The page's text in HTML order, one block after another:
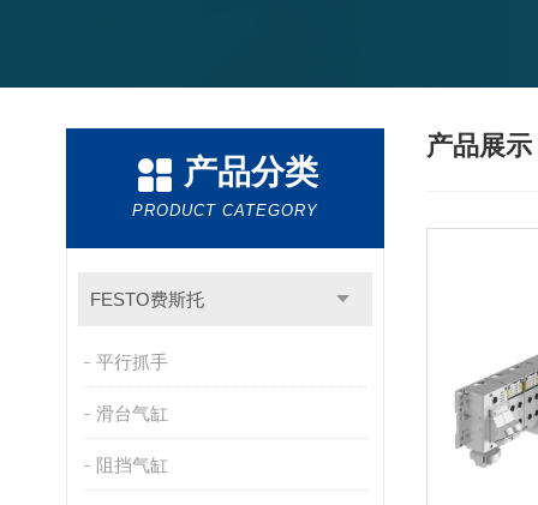
产品分类
PRODUCT CATEGORY
FESTO费斯托
平行抓手
滑台气缸
阻挡气缸
产品展示